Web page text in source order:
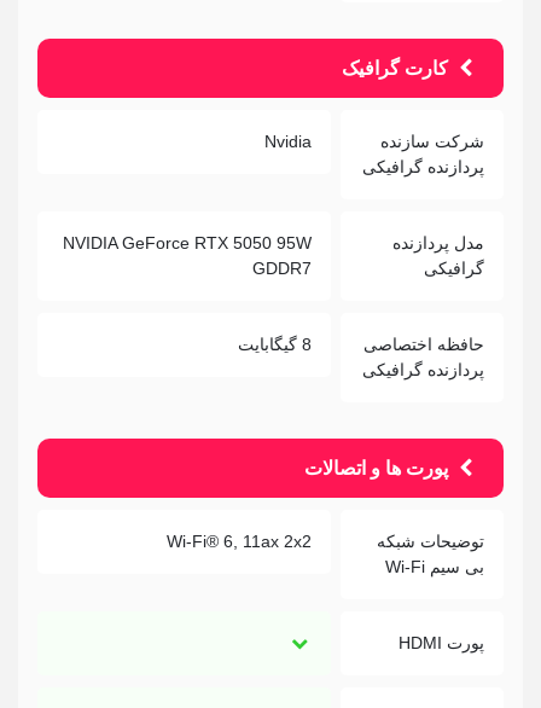
کارت گرافیک
شرکت سازنده
پردازنده گرافیکی
Nvidia
مدل پردازنده
گرافیکی
NVIDIA GeForce RTX 5050 95W
GDDR7
حافظه اختصاصی
پردازنده گرافیکی
8 گیگابایت
پورت ها و اتصالات
توضیحات شبکه
بی سیم Wi-Fi
Wi-Fi® 6, 11ax 2x2
پورت HDMI